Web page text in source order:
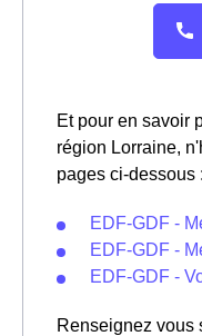
Et pour en savoir
région Lorraine,
pages ci-dessous :
EDF-GDF -
EDF-GDF -
EDF-GDF -
Renseignez vous